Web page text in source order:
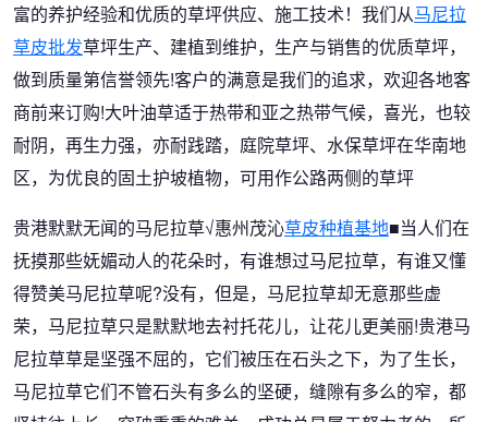
富的养护经验和优质的草坪供应、施工技术！我们从马尼拉
草皮批发草坪生产、建植到维护，生产与销售的优质草坪，
做到质量第信誉领先!客户的满意是我们的追求，欢迎各地客
商前来订购!大叶油草适于热带和亚之热带气候，喜光，也较
耐阴，再生力强，亦耐践踏，庭院草坪、水保草坪在华南地
区，为优良的固土护坡植物，可用作公路两侧的草坪
贵港默默无闻的马尼拉草√惠州茂沁草皮种植基地■当人们在
抚摸那些妩媚动人的花朵时，有谁想过马尼拉草，有谁又懂
得赞美马尼拉草呢?没有，但是，马尼拉草却无意那些虚
荣，马尼拉草只是默默地去衬托花儿，让花儿更美丽!贵港马
尼拉草草是坚强不屈的，它们被压在石头之下，为了生长，
马尼拉草它们不管石头有多么的坚硬，缝隙有多么的窄，都